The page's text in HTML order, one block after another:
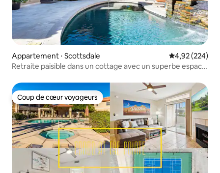
Appartement ⋅ Scottsdale Évaluation
4,92 (224)
Retraite paisible dans un cottage avec un superbe espace
Coup de cœur voyageurs
Coup de cœur voyageurs